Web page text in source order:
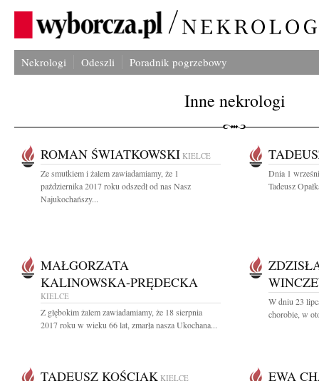
Nekrologi Odeszli Poradnik pogrzebowy
Inne nekrologi
ROMAN ŚWIATKOWSKI KIELCE
Ze smutkiem i żalem zawiadamiamy, że 1
października 2017 roku odszedł od nas Nasz
Najukochańszy...
Dnia 1
Tadeusz
MAŁGORZATA
KALINOWSKA-PRĘDECKA
KIELCE
Z głębokim żalem zawiadamiamy, że 18 sierpnia
2017 roku w wieku 66 lat, zmarła nasza Ukochana...
W dniu 23
chorobie, w
TADEUSZ KOŚCIAK KIELCE EWA